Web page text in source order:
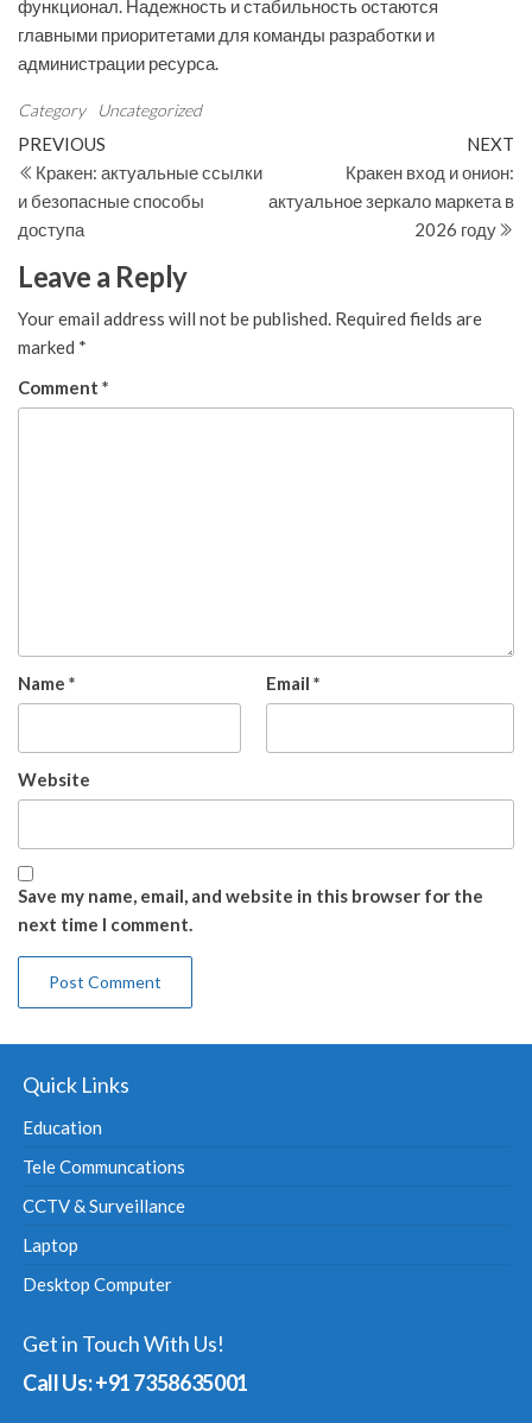
функционал. Надежность и стабильность остаются
главными приоритетами для команды разработки и
администрации ресурса.
Category Uncategorized
Post
navigation
Previous
Post
PREVIOUS
Кракен: актуальные ссылки
и безопасные способы
доступа
NEXT
Кракен вход и онион:
актуальное зеркало маркета в
2026 году
Leave a Reply
Your email address will not be published. Required fields are
marked *
Comment *
Name * Email *
Website
Save my name, email, and website in this browser for the
next time I comment.
Quick Links
Education
Tele Communcations
CCTV & Surveillance
Laptop
Desktop Computer
Get in Touch With Us!
Call Us: +91 7358635001